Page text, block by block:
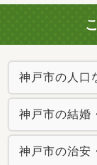
神戸市の人口
神戸市の結婚
神戸市の治安